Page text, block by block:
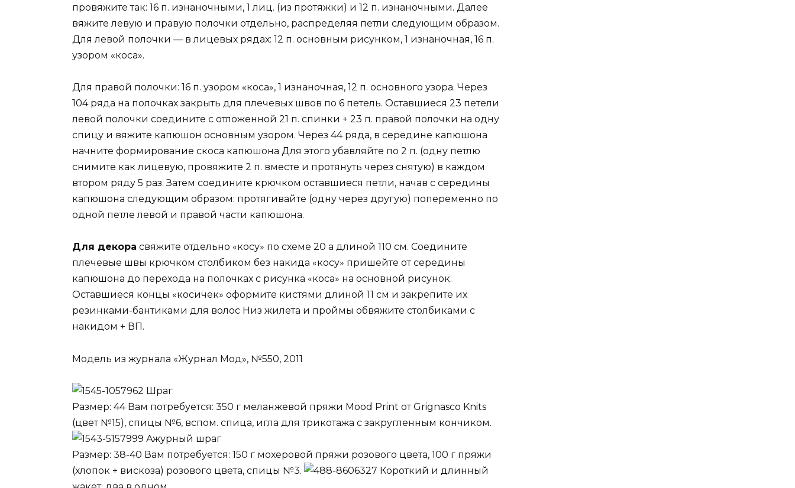
провяжите так: 16 п. изнаночными, 1 лиц. (из протяжки) и 12 п. изнаночными. Далее
вяжите левую и правую полочки отдельно, распределяя петли следующим образом.
Для левой полочки — в лицевых рядах: 12 п. основным рисунком, 1 изнаночная, 16 п.
узором «коса».
Для правой полочки: 16 п. узором «коса», 1 изнаночная, 12 п. основного узора. Через
104 ряда на полочках закрыть для плечевых швов по 6 петель. Оставшиеся 23 петели
левой полочки соедините с отложенной 21 п. спинки + 23 п. правой полочки на одну
спицу и вяжите капюшон основным узором. Через 44 ряда, в середине капюшона
начните формирование скоса капюшона Для этого убавляйте по 2 п. (одну петлю
снимите как лицевую, провяжите 2 п. вместе и протянуть через снятую) в каждом
втором ряду 5 раз. Затем соедините крючком оставшиеся петли, начав с середины
капюшона следующим образом: протягивайте (одну через другую) попеременно по
одной петле левой и правой части капюшона.
Для декора свяжите отдельно «косу» по схеме 20 а длиной 110 см. Соедините
плечевые швы крючком столбиком без накида «косу» пришейте от середины
капюшона до перехода на полочках с рисунка «коса» на основной рисунок.
Оставшиеся концы «косичек» оформите кистями длиной 11 см и закрепите их
резинками-бантиками для волос Низ жилета и проймы обвяжите столбиками с
накидом + ВП.
Модель из журнала «Журнал Мод», №550, 2011
Шраг
Размер: 44 Вам потребуется: 350 г меланжевой пряжи Mood Print от Grignasco Knits
(цвет №15), спицы №6, вспом. спица, игла для трикотажа с закругленным кончиком.
Ажурный шраг
Размер: 38-40 Вам потребуется: 150 г мохеровой пряжи розового цвета, 100 г пряжи
(хлопок + вискоза) розового цвета, спицы №3.
Короткий и длинный